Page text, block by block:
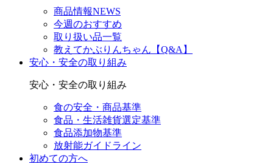
商品情報NEWS
今週のおすすめ
取り扱い品一覧
教えてかぶりんちゃん【Q&A】
安心・安全の取り組み
安心・安全の取り組み
食の安全・商品基準
食品・生活雑貨選定基準
食品添加物基準
放射能ガイドライン
初めての方へ